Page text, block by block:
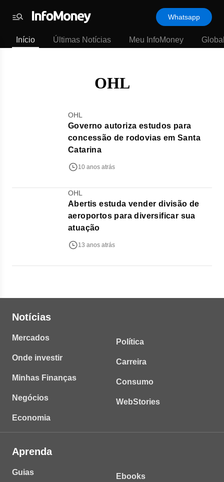
padrão
Últimas
Menu
Whatsapp
Início Últimas Notícias Meu InfoMoney
OHL
OHL
Governo autoriza estudos para
concessão de rodovias em Santa
Catarina
10 anos atrás
OHL
Abertis estuda vender divisão de
aeroportos para diversificar sua
atuação
13 anos atrás
Notícias
Mercados
Onde investir
Minhas Finanças
Negócios
Economia
Política
Carreira
Consumo
WebStories
Aprenda
Guias Ebooks